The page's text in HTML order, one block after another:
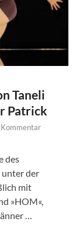
Taneli
Patrick
Kommentar
des
unter der
mit
»HOM«,
…